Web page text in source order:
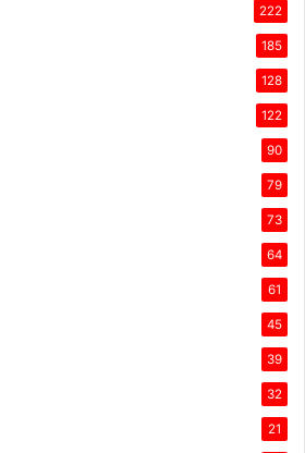
222
185
128
122
90
79
73
64
61
45
39
32
21